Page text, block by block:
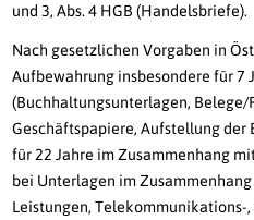
und 3, Abs. 4 HGB (Handelsbriefe).
Nach gesetzlichen Vorgaben in
Aufbewahrung insbesondere für 7
(Buchhaltungsunterlagen, Belege/
Geschäftspapiere, Aufstellung der
für 22 Jahre im Zusammenhang
bei Unterlagen im
Leistungen, Telekommunikations-